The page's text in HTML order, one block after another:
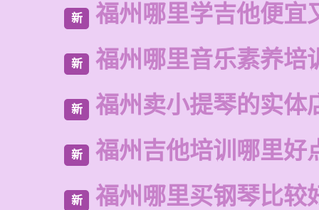
新 福州哪里学吉他便宜
新 福州哪里音乐素养培
新 福州卖小提琴的实体
新 福州吉他培训哪里好
新 福州哪里买钢琴比较